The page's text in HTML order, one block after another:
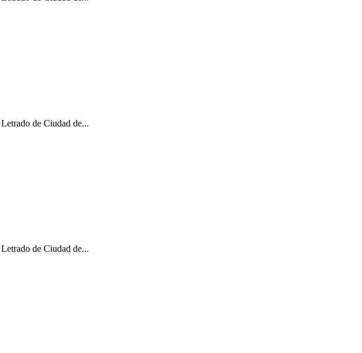
de Ciudad de...
de Ciudad de...